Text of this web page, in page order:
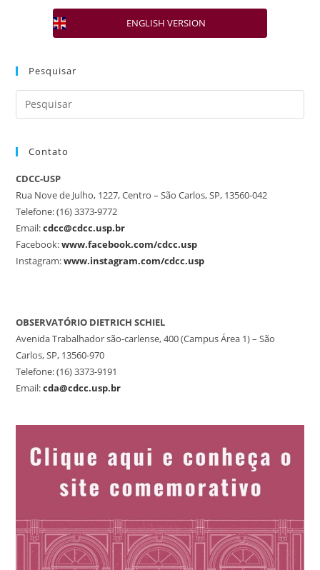
ENGLISH VERSION
Pesquisar
Contato
CDCC-USP
Rua Nove de Julho, 1227, Centro – São Carlos, SP, 13560-042
Telefone: (16) 3373-9772
Email:cdcc@cdcc.usp.br
Facebook:www.facebook.com/cdcc.usp
Instagram:www.instagram.com/cdcc.usp
OBSERVATÓRIO DIETRICH SCHIEL
Avenida Trabalhador são-carlense, 400 (Campus Área 1) – São
Carlos, SP, 13560-970
Telefone: (16) 3373-9191
Email:cda@cdcc.usp.br